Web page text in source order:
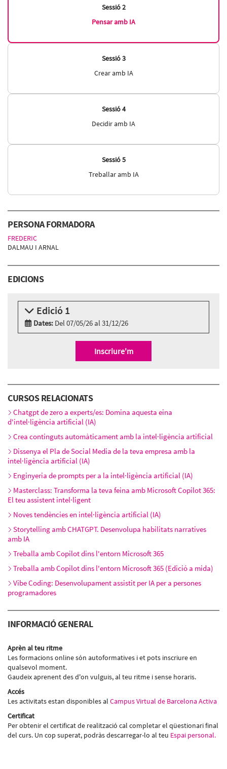
Sessió 2
Pensar amb IA
Sessió 3
Crear amb IA
Sessió 4
Decidir amb IA
Sessió 5
Treballar amb IA
PERSONA FORMADORA
FREDERIC
DALMAU I ARNAL
EDICIONS
Edició 1
Dates: Del 07/05/26 al 31/12/26
Inscriure'm
CURSOS RELACIONATS
Chatgpt de zero a experts/es: Domina aquesta eina
d'intel·ligència artificial (IA)
Crea continguts automàticament amb la intel·ligència artificial
Dissenya el Pla de Social Media de la teva empresa amb la
intel·ligència artificial (IA)
Enginyeria de prompts per a la intel·ligència artificial (IA)
Masterclass: Transforma la teva feina amb Microsoft Copilot 365:
El teu assistent intel·ligent
Noves tendències en intel·ligència artificial (IA)
Storytelling amb CHATGPT. Desenvolupa habilitats narratives
amb IA
Treballa amb Copilot dins l'entorn Microsoft 365
Treballa amb Copilot dins l'entorn Microsoft 365 (Edició a mida)
Vibe Coding: Desenvolupament assistit per IA per a persones
programadores
INFORMACIÓ GENERAL
Aprèn al teu ritme
Les formacions online són autoformatives i et pots inscriure en
qualsevol moment.
Gaudeix aprenent des d'on vulguis, al teu ritme i sense horaris.
Accés
Les activitats estan disponibles al Campus Virtual de Barcelona Activa
Certificat
Per obtenir el certificat de realització cal completar el qüestionari final
del curs. Un cop superat, podràs descarregar-lo al teu Espai personal.